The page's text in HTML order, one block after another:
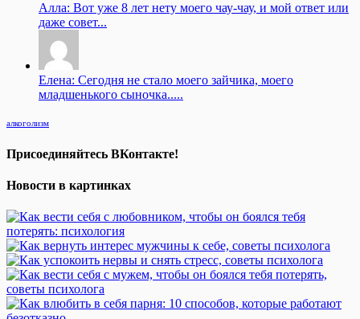
Алла: Вот уже 8 лет нету моего чау-чау, и мой ответ или
даже совет...
Елена: Сегодня не стало моего зайчика, моего
младшенького сыночка.....
алкоголизм
Присоединяйтесь ВКонтакте!
Новости в картинках